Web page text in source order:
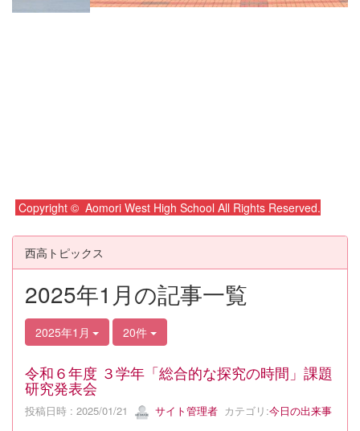
Copyright © Aomori West High School All Rights Reserved.
西高トピックス
2025年1月の記事一覧
2025年1月 20件
令和６年度 ３学年「総合的な探究の時間」課題
研究発表会
投稿日時 : 2025/01/21 サイト管理者 カテゴリ:今日の出来事